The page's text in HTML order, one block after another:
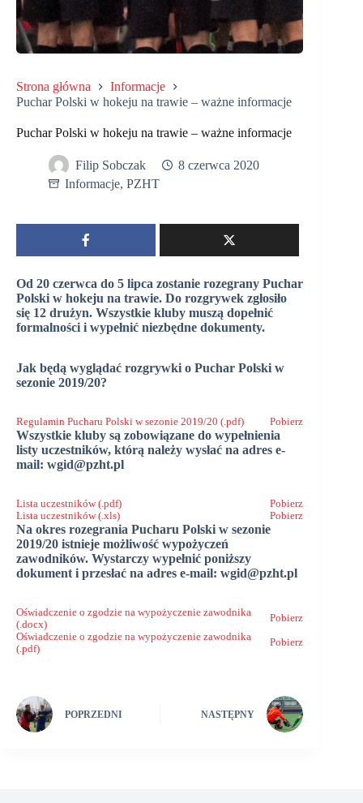
Strona główna
Informacje
Puchar Polski w hokeju na trawie – ważne informacje
Puchar Polski w hokeju na trawie – ważne informacje
Filip Sobczak
8 czerwca 2020
Informacje, PZHT
Od 20 czerwca do 5 lipca zostanie rozegrany Puchar
Polski w hokeju na trawie. Do rozgrywek zgłosiło
się 12 drużyn. Wszystkie kluby muszą dopełnić
formalności i wypełnić niezbędne dokumenty.
Jak będą wyglądać rozgrywki o Puchar Polski w
sezonie 2019/20?
Regulamin Pucharu Polski w sezonie 2019/20 (.pdf) Pobierz
Wszystkie kluby są zobowiązane do wypełnienia
listy uczestników, którą należy wysłać na adres e-
mail: wgid@pzht.pl
Lista uczestników (.pdf)
Pobierz
Lista uczestników (.xls)
Pobierz
Na okres rozegrania Pucharu Polski w sezonie
2019/20 istnieje możliwość wypożyczeń
zawodników. Wystarczy wypełnić poniższy
dokument i przesłać na adres e-mail: wgid@pzht.pl
Oświadczenie o zgodzie na wypożyczenie zawodnika
(.docx)
Pobierz
Oświadczenie o zgodzie na wypożyczenie zawodnika
(.pdf)
Pobierz
POPRZEDNI NASTĘPNY